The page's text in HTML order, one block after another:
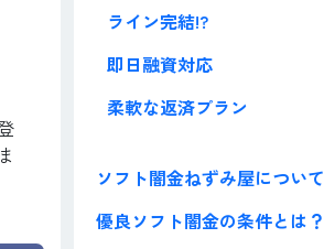
ライン完結!?
即日融資対応
柔軟な返済プラン
ソフト闇金ねずみ屋について
優良ソフト闇金の条件とは？